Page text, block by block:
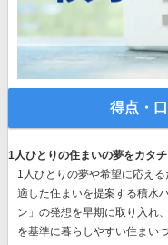
得点・
1人ひとりの住まいの夢をカタ
1人ひとりの夢や希望に応え
適した住まいを提案する積水
ン」の発想を早期に取り入れ
を基準に暮らしやすい住まい